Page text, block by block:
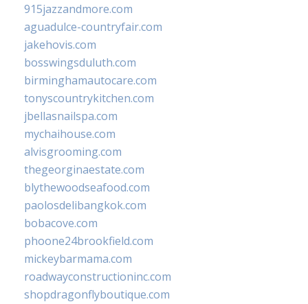
915jazzandmore.com
aguadulce-countryfair.com
jakehovis.com
bosswingsduluth.com
birminghamautocare.com
tonyscountrykitchen.com
jbellasnailspa.com
mychaihouse.com
alvisgrooming.com
thegeorginaestate.com
blythewoodseafood.com
paolosdelibangkok.com
bobacove.com
phoone24brookfield.com
mickeybarmama.com
roadwayconstructioninc.com
shopdragonflyboutique.com